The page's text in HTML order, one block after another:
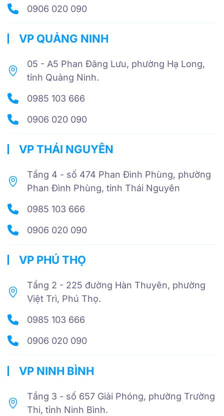
0906 020 090
VP QUẢNG NINH
05 - A5 Phan Đăng Lưu, phường Hạ Long,
tỉnh Quảng Ninh.
0985 103 666
0906 020 090
VP THÁI NGUYÊN
Tầng 4 - số 474 Phan Đình Phùng, phường
Phan Đình Phùng, tỉnh Thái Nguyên
0985 103 666
0906 020 090
VP PHÚ THỌ
Tầng 2 - 225 đường Hàn Thuyên, phường
Việt Trì, Phú Thọ.
0985 103 666
0906 020 090
VP NINH BÌNH
Tầng 3 - số 657 Giải Phóng, phường Trường
Thi, tỉnh Ninh Bình.